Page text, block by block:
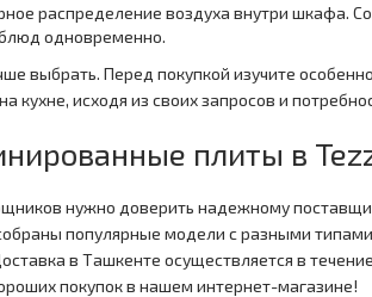
распределение воздуха внутри шкафа.
одновременно.
выбрать. Перед покупкой изучите
кухне, исходя из своих запросов и
плиты в
нужно доверить надежному
популярные модели с разными
в Ташкенте осуществляется в
покупок в нашем интернет-магазине!